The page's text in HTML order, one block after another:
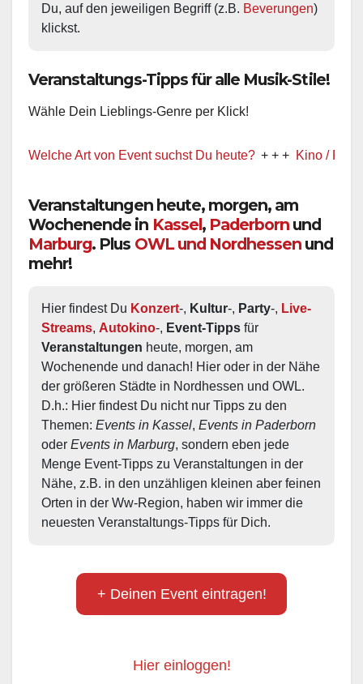
Du, auf den jeweiligen Begriff (z.B. Beverungen)
klickst.
Veranstaltungs-Tipps für alle Musik-Stile!
Wähle Dein Lieblings-Genre per Klick!
Welche Art von Event suchst Du heute? + + + Kino / Film
Veranstaltungen heute, morgen, am
Wochenende in Kassel, Paderborn und
Marburg. Plus OWL und Nordhessen und
mehr!
Hier findest Du Konzert-, Kultur-, Party-, Live-
Streams, Autokino-, Event-Tipps
Veranstaltungen heute, morgen, am
Wochenende und danach! Hier oder in der Nähe
der größeren Städte in Nordhessen und OWL.
D.h.: Hier findest Du nicht nur Tipps zu den
Themen: Events in Kassel, Events in Paderborn
oder Events in Marburg, sondern eben jede
Menge Event-Tipps zu Veranstaltungen in der
Nähe, z.B. in den unzähligen kleinen aber feinen
Orten in der Ww-Region, haben wir immer die
neuesten Veranstaltungs-Tipps für Dich.
+ Deinen Event eintragen!
Hier einloggen!